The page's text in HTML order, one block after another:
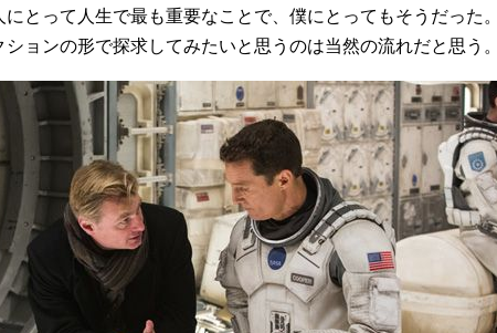
とって人生で最も重要なことで、僕にとってもそうだった。
ョンの形で探求してみたいと思うのは当然の流れだと思う。